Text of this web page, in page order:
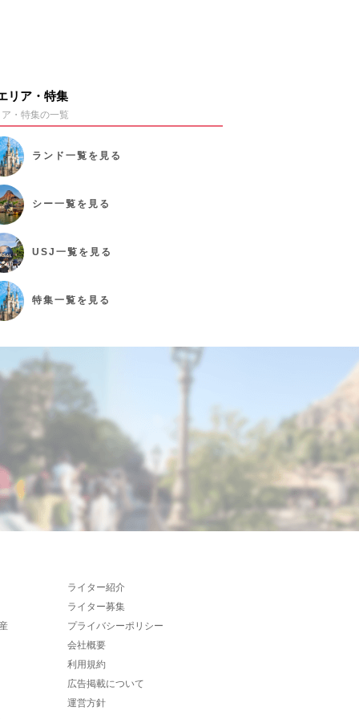
リア・特集
・特集の一覧
ランド 一覧を見る
シー一覧を見る
USJ 一覧を見る
特集一覧を見る
ライター紹介
ライター募集
プライバシーポリシー
会社概要
利用規約
広告掲載について
運営方針